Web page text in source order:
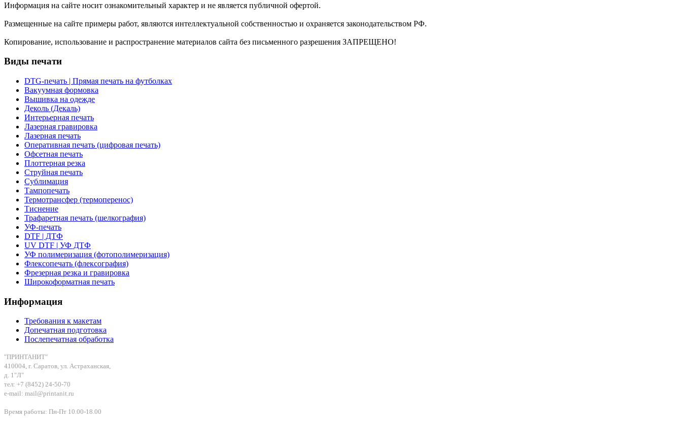
Информация на сайте носит ознакомительный характер и не является публичной офертой.
Размещенные на сайте примеры работ, являются интеллектуальной собственностью и охраняется законодательством РФ.
Копирование, использование и распространение материалов сайта без письменного разрешения ЗАПРЕЩЕНО!
Виды печати
DTG-печать | Прямая печать на футболках
Вакуумная формовка
Вышивка на одежде
Деколь (Декаль)
Интерьерная печать
Лазерная гравировка
Лазерная печать
Оперативная печать (цифровая печать)
Офсетная печать
Плоттерная резка
Струйная печать
Сублимация
Тампопечать
Термотрансфер (термоперенос)
Тиснение
Трафаретная печать (шелкография)
УФ-печать
DTF | ДТФ
UV DTF | УФ ДТФ
УФ полимеризация (фотополимеризация)
Флексопечать (флексография)
Фрезерная резка и гравировка
Широкоформатная печать
Информация
Требования к макетам
Допечатная подготовка
Послепечатная обработка
"ПРИНТАНИТ"
410004, г. Саратов, ул. Астраханская,
д. 1"Л"
тел: +7 (8452) 24-50-70
e-mail: mail@printanit.ru
Время работы: Пн-Пт 10.00-18.00